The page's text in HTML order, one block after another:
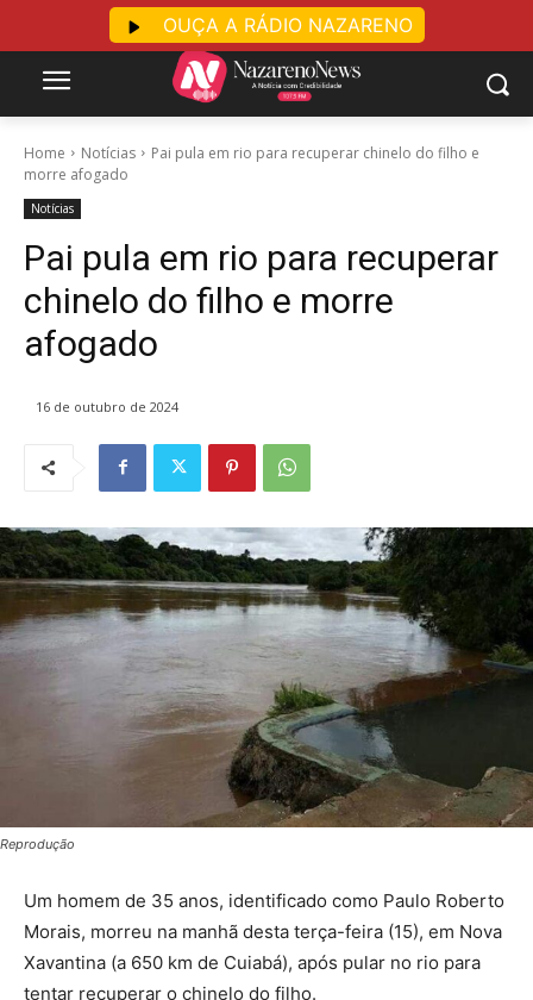
Home Notícias
Pai pula em rio para recuperar chinelo do filho e
morre afogado
Notícias
Pai pula em rio para recuperar
chinelo do filho e morre
afogado
16 de outubro de 2024
Reprodução
Um homem de 35 anos, identificado como Paulo Roberto
Morais, morreu na manhã desta terça-feira (15), em Nova
Xavantina (a 650 km de Cuiabá), após pular no rio para
tentar recuperar o chinelo do filho.
OUÇA A RÁDIO NAZARENO